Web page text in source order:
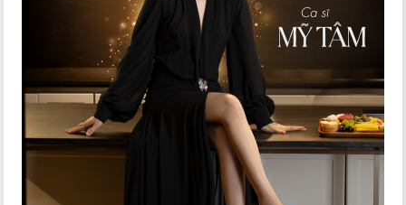
Các dụng cụ cần chuẩn bị gồm:
- Dụng cụ định vị đứng: Các đơn vị thi công thường
dùng dây dọi hoặc máy kinh vĩ. Dây dọi cần đáp
ứng về chiều dài và sức căng, quả dọi làm từ kim
loại có đầu nhọn để hạn chế tối đa sai số.
- Dụng cụ định vị ngang: Có thể dùng máy thủy
bình, máy laser hoặc ống cân thủy.
Các dụng cụ khác như máy khoan, máy cắt tay, búa